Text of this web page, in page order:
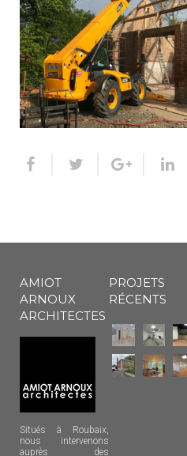
AMIOT
ARNOUX
ARCHITECTES
Situés à Roubaix,
nous intervenons
auprès des
PROJETS
RÉCENTS